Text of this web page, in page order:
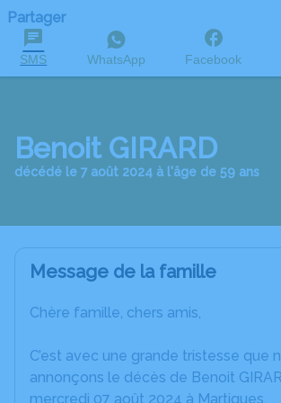
Partager
SMS WhatsApp Facebook
Benoit GIRARD
décédé le 7 août 2024 à l'âge de 59 ans
Message de la famille
Chère famille, chers amis,
C’est avec une grande tristesse que
annonçons le décès de Benoit
mercredi 07 août 2024 à Martigues.